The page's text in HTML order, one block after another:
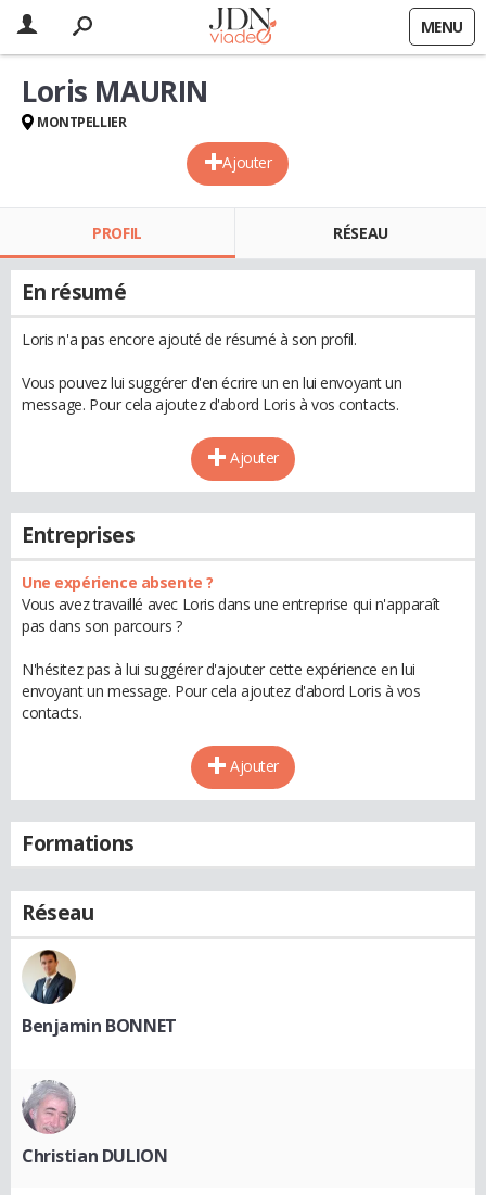
MENU
Ajouter
Loris MAURIN
MONTPELLIER
PROFIL RÉSEAU
En résumé
Loris n'a pas encore ajouté de résumé à son profil.
Vous pouvez lui suggérer d'en écrire un en lui envoyant un
message. Pour cela ajoutez d'abord Loris à vos contacts.
Ajouter
Entreprises
Une expérience absente ?
Vous avez travaillé avec Loris dans une entreprise qui n'apparaît
pas dans son parcours ?
N'hésitez pas à lui suggérer d'ajouter cette expérience en lui
envoyant un message. Pour cela ajoutez d'abord Loris à vos
contacts.
Ajouter
Formations
Réseau
Benjamin BONNET
Christian DULION